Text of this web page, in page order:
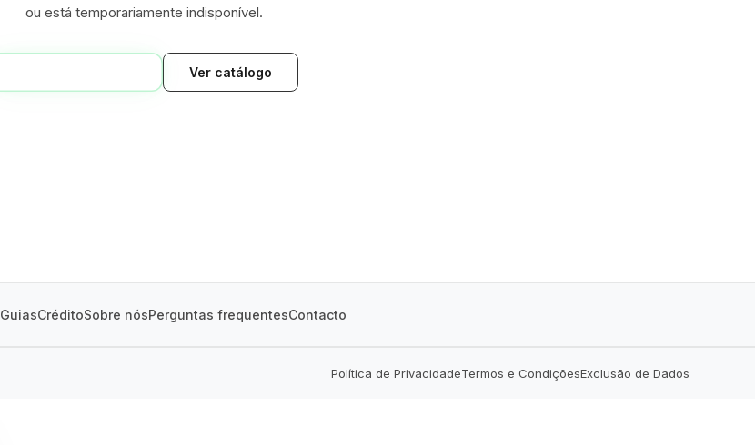
GREEN VILLAGE
ou está temporariamente indisponível.
Ver catálogo
GuiasCréditoSobre nósPerguntas frequentesContacto
Política de PrivacidadeTermos e CondiçõesExclusão de Dados